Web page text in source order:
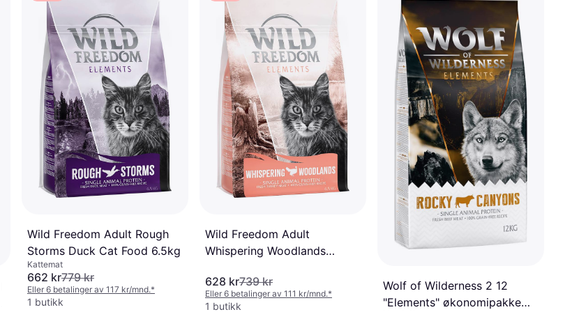
Wild Freedom Adult Rough
Storms Duck Cat Food 6.5kg
Kattemat
662 kr779 kr
Eller 6 betalinger av 117 kr/mnd.*
1 butikk
Wild Freedom Adult
Whispering Woodlands
628 kr739 kr
Eller 6 betalinger av 111 kr/mnd.*
1 butikk
Wolf of Wilderness 2 12
"Elements" økonomipakke